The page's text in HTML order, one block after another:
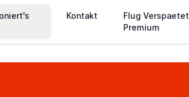
Kontakt
Flug Verspaetet
Premium